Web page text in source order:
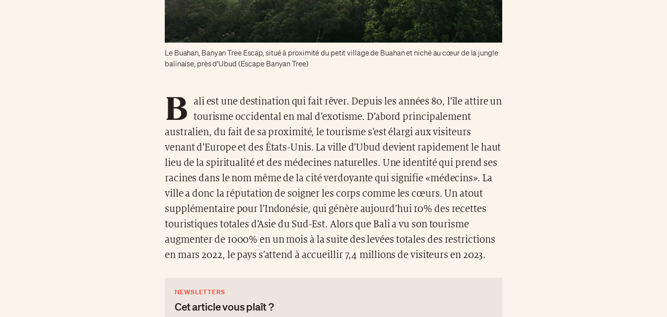
Le Buahan, Banyan Tree Escap, situé à proximité du petit village de Buahan et niché au cœur de la jungle
balinaise, près d'Ubud (Escape Banyan Tree)
B
ali est une destination qui fait rêver. Depuis les années 80, l’île attire un
tourisme occidental en mal d’exotisme. D’abord principalement
australien, du fait de sa proximité, le tourisme s’est élargi aux visiteurs
venant d’Europe et des États-Unis. La ville d’Ubud devient rapidement le haut
lieu de la spiritualité et des médecines naturelles. Une identité qui prend ses
racines dans le nom même de la cité verdoyante qui signifie «médecins». La
ville a donc la réputation de soigner les corps comme les cœurs. Un atout
supplémentaire pour l’Indonésie, qui génère aujourd’hui 10% des recettes
touristiques totales d’Asie du Sud-Est. Alors que Bali a vu son tourisme
augmenter de 1000% en un mois à la suite des levées totales des restrictions
en mars 2022, le pays s’attend à accueillir 7,4 millions de visiteurs en 2023.
NEWSLETTERS
Cet article vous plaît ?